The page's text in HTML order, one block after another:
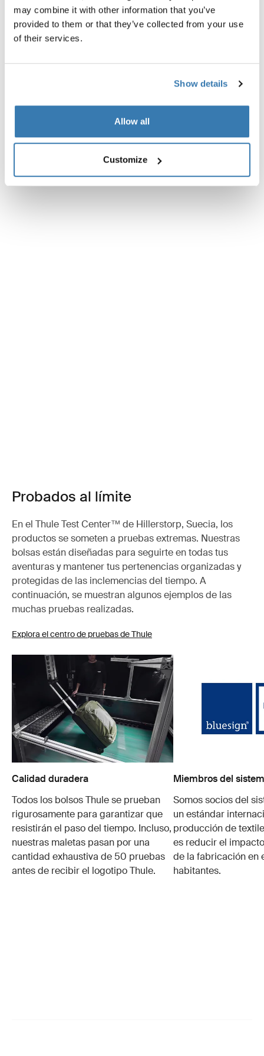
may combine it with other information that you’ve
provided to them or that they’ve collected from your use
of their services.
Show details
Allow all
Customize
Toggle techspec
Especificaciones técnicas
Toggle guides and instructions
Instrucciones
Probados al límite
En el Thule Test Center™ de Hillerstorp, Suecia, los
productos se someten a pruebas extremas. Nuestras
bolsas están diseñadas para seguirte en todas tus
aventuras y mantener tus pertenencias organizadas y
protegidas de las inclemencias del tiempo. A
continuación, se muestran algunos ejemplos de las
muchas pruebas realizadas.
Explora el centro de pruebas de Thule
Calidad duradera
Todos los bolsos Thule se prueban
rigurosamente para garantizar que
resistirán el paso del tiempo. Incluso,
nuestras maletas pasan por una
cantidad exhaustiva de 50 pruebas
antes de recibir el logotipo Thule.
Miembros del
Somos socios del
un estándar
producción de
es reducir el
de la fabricación en
habitantes.